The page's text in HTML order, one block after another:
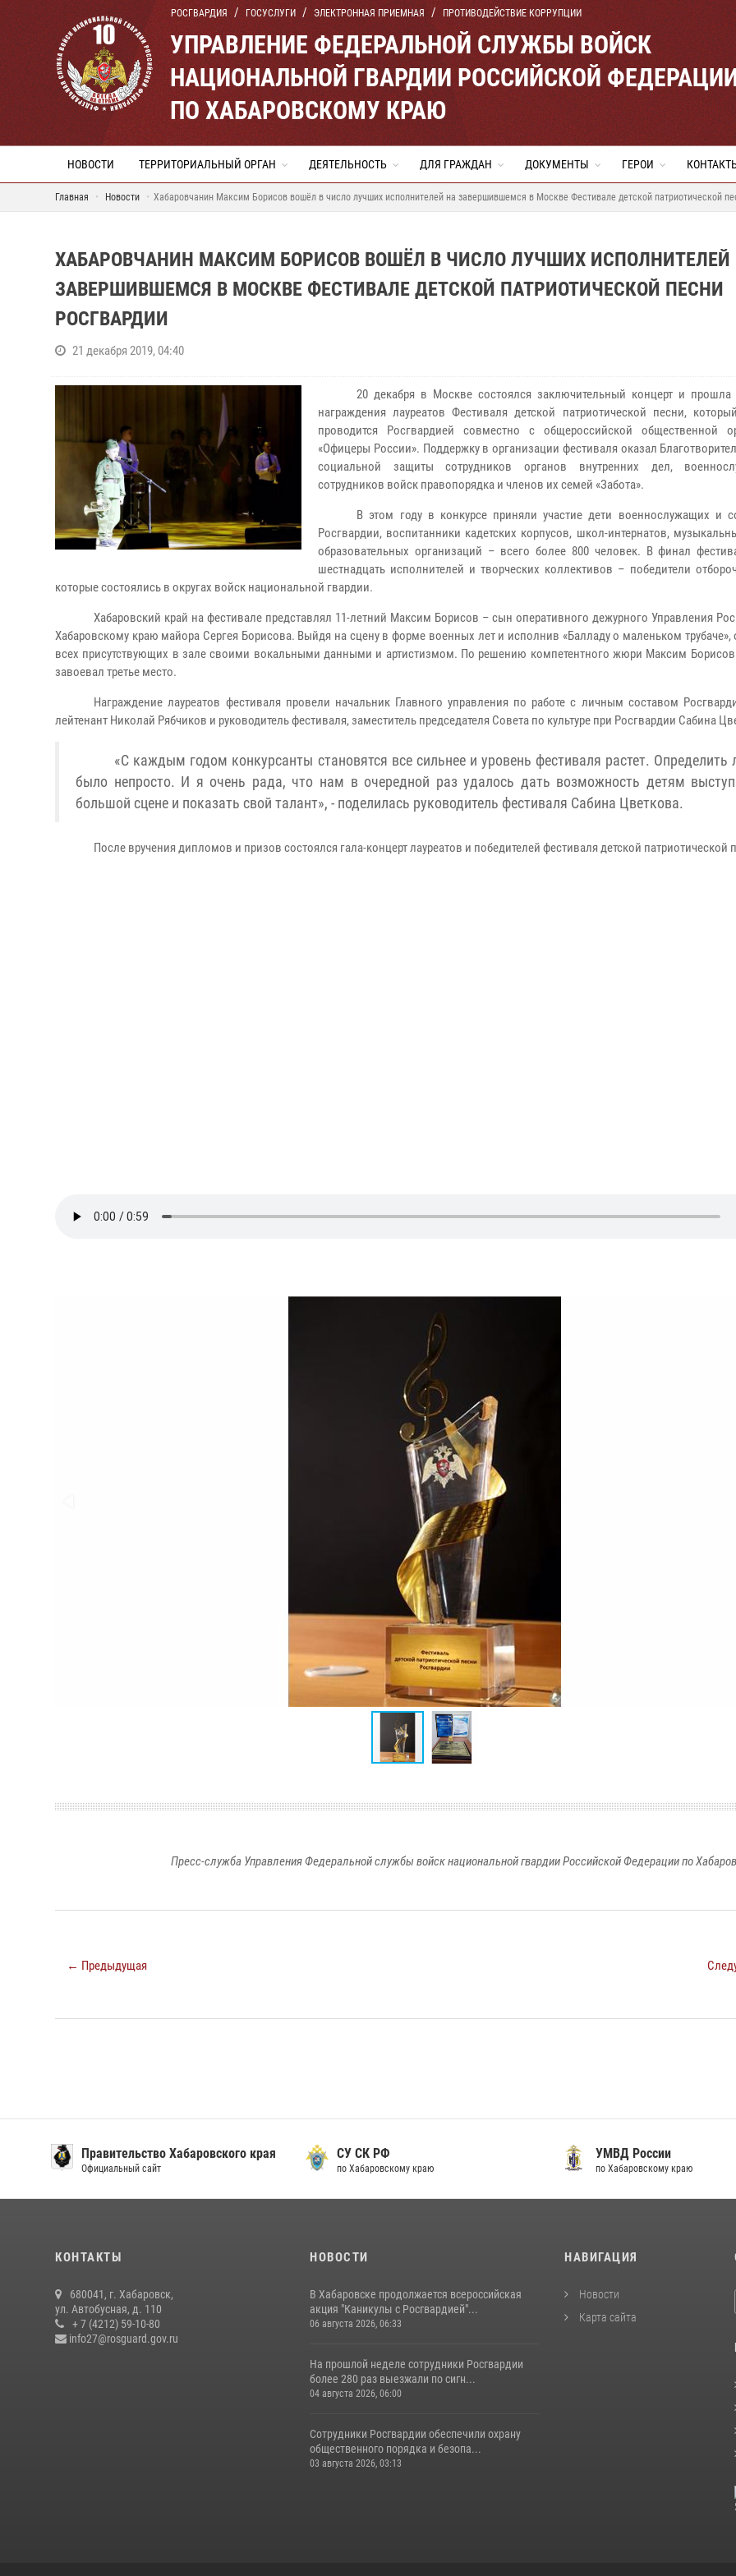
РОСГВАРДИЯ ГОСУСЛУГИ ЭЛЕКТРОННАЯ ПРИЕМНАЯ ПРОТИВОДЕЙСТВИЕ КОРРУПЦИИ
УПРАВЛЕНИЕ ФЕДЕРАЛЬНОЙ СЛУЖБЫ ВОЙСК
НАЦИОНАЛЬНОЙ ГВАРДИИ РОССИЙСКОЙ
ПО ХАБАРОВСКОМУ КРАЮ
НОВОСТИ ТЕРРИТОРИАЛЬНЫЙ ОРГАН ДЕЯТЕЛЬНОСТЬ ДЛЯ ГРАЖДАН ДОКУМЕНТЫ ГЕРОИ
Главная Новости Хабаровчанин Максим Борисов вошёл в число лучших исполнителей на завершившемся в Москве Фестивале детской патриотической
ХАБАРОВЧАНИН МАКСИМ БОРИСОВ ВОШЁЛ В ЧИСЛО ЛУЧШИХ ИСПОЛНИТЕЛЕЙ
ЗАВЕРШИВШЕМСЯ В МОСКВЕ ФЕСТИВАЛЕ ДЕТСКОЙ ПАТРИОТИЧЕСКОЙ ПЕСНИ
РОСГВАРДИИ
21 декабря 2019, 04:40
20 декабря в Москве состоялся заключительный концерт и прошла
награждения лауреатов Фестиваля детской патриотической песни,
проводится Росгвардией совместно с общероссийской общественной
«Офицеры России». Поддержку в организации фестиваля оказал
социальной защиты сотрудников органов внутренних дел,
сотрудников войск правопорядка и членов их семей «Забота».
В этом году в конкурсе приняли участие дети военнослужащих и
Росгвардии, воспитанники кадетских корпусов, школ-интернатов,
образовательных организаций – всего более 800 человек. В финал
шестнадцать исполнителей и творческих коллективов – победители
которые состоялись в округах войск национальной гвардии.
Хабаровский край на фестивале представлял 11-летний Максим Борисов – сын оперативного дежурного Управления
Хабаровскому краю майора Сергея Борисова. Выйдя на сцену в форме военных лет и исполнив «Балладу о маленьком трубаче»,
всех присутствующих в зале своими вокальными данными и артистизмом. По решению компетентного жюри Максим Борисов
завоевал третье место.
Награждение лауреатов фестиваля провели начальник Главного управления по работе с личным составом
лейтенант Николай Рябчиков и руководитель фестиваля, заместитель председателя Совета по культуре при Росгвардии Сабина
«С каждым годом конкурсанты становятся все сильнее и уровень фестиваля растет. Определить
было непросто. И я очень рада, что нам в очередной раз удалось дать возможность детям
большой сцене и показать свой талант», - поделилась руководитель фестиваля Сабина Цветкова.
После вручения дипломов и призов состоялся гала-концерт лауреатов и победителей фестиваля детской патриотической
Пресс-служба Управления Федеральной службы войск национальной гвардии Российской Федерации по
← Предыдущая
Правительство Хабаровского края
Официальный сайт
СУ СК РФ
по Хабаровскому краю
УМВД России
по Хабаровскому краю
КОНТАКТЫ
680041, г. Хабаровск,
ул. Автобусная, д. 110
+ 7 (4212) 59-10-80
info27@rosguard.gov.ru
НОВОСТИ
В Хабаровске продолжается всероссийская
акция "Каникулы с Росгвардией"...
06 августа 2026, 06:33
На прошлой неделе сотрудники Росгвардии
более 280 раз выезжали по сигн...
04 августа 2026, 06:00
Сотрудники Росгвардии обеспечили охрану
общественного порядка и безопа...
03 августа 2026, 03:13
НАВИГАЦИЯ
Новости
Карта сайта